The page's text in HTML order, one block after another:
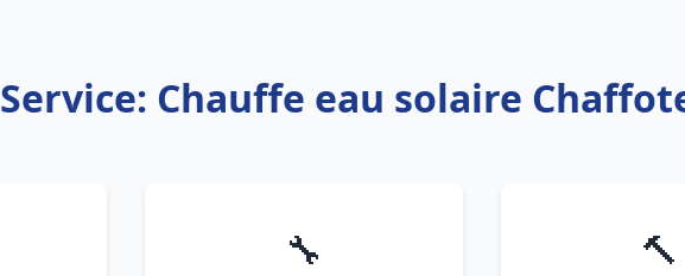
Service: Chauffe eau solaire
🔧 🔨